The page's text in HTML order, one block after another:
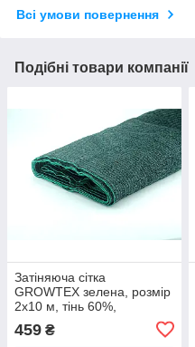
Всі умови повернення
Подібні товари компанії
Затіняюча сітка
GROWTEX зелена, розмір
2х10 м, тінь 60%,
459 ₴